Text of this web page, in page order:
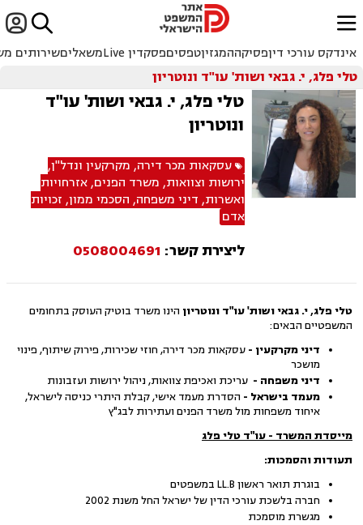

ﱐ
אינדקס עורכי דיןפסיקההמגזיןטפסיםפסקדין Live משאליםשירותים
טלי פלג, י. גבאי ושות' עו"ד ונוטריון
טלי פלג, י. גבאי ושות' עו"ד
ונוטריון
עסקאות מכר דירה, מקרקעין ונדל"ן,
ירושות וצוואות, משרד הפנים,אזרחויות
ואשרות, דיני משפחה, הסכמי ממון, זכויות
אדם
ליצירת קשר: 0508004691
טלי פלג, י. גבאי ושות' עו"ד ונוטריון הינו משרד בוטיק העוסק בתחומים
המשפטיים הבאים:
דיני מקרקעין - עסקאות מכר דירה, חוזי שכירות, פירוק שיתוף, פינוי
מושכר
דיני משפחה - עריכת ואכיפת צוואות, ניהול ירושות ועזבונות
מעמד בישראל - הסדרת מעמד אישי, קבלת היתרי כניסה לישראל,
איחוד משפחות מול משרד הפנים ועתירות לבג"ץ
מייסדת המשרד - עו"ד טלי פלג
תעודות והסמכות:
בוגרת תואר ראשון LL.B במשפטים
חברה בלשכת עורכי הדין של ישראל החל משנת 2002
מגשרת מוסמכת